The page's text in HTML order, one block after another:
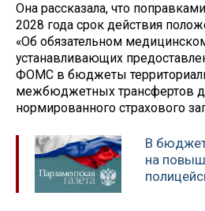
Она рассказала, что
2028 года срок действия
«Об обязательном
устанавливающих
ФОМС в бюджеты
межбюджетных трансфертов
нормированного страхового
В
на